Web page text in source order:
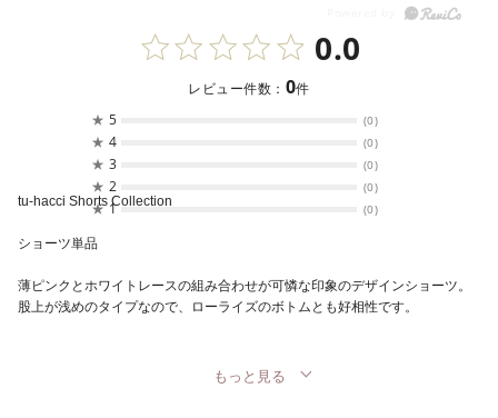
0.0
レビュー件数： 0件
★ 5 (0)
★ 4 (0)
★ 3 (0)
★ 2 (0)
★ 1 (0)
tu-hacci Shorts Collection
ショーツ単品
薄ピンクとホワイトレースの組み合わせが可憐な印象のデザインショーツ。
股上が浅めのタイプなので、ローライズのボトムとも好相性です。
もっと見る